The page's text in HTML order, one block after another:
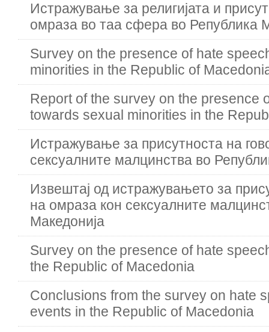
Истражување за религијата и
омраза во таа сфера во Република
Survey on the presence of hate
minorities in the Republic of
Report of the survey on the presence
towards sexual minorities in the
Истражување зa присутноста на
сексуалните малцинства во
Извештај од истражувањето зa
на омраза кон сексуалните
Македонија
Survey on the presence of hate
the Republic of Macedonia
Conclusions from the survey on hate
events in the Republic of Macedonia